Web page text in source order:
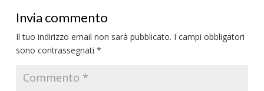
Invia commento
Il tuo indirizzo email non sarà pubblicato. I campi obbligatori
sono contrassegnati *